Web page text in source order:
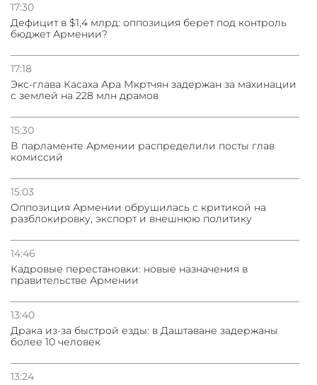
17:30
Дефицит в $1,4 млрд: оппозиция берет под контроль
бюджет Армении?
17:18
Экс-глава Касаха Ара Мкртчян задержан за махинации
с землей на 228 млн драмов
15:30
В парламенте Армении распределили посты глав
комиссий
15:03
Оппозиция Армении обрушилась с критикой на
разблокировку, экспорт и внешнюю политику
14:46
Кадровые перестановки: новые назначения в
правительстве Армении
13:40
Драка из-за быстрой езды: в Даштаване задержаны
более 10 человек
13:24